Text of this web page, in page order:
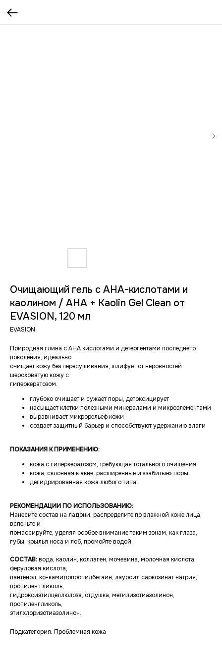
Очищающий гель с AHA-кислотами и
каолином / AHA + Kaolin Gel Clean от
EVASION, 120 мл
EVASION
Природная глина с АНА кислотами и детергентами последнего
поколения, идеально
очищает кожу без пересушивания, шлифует от неровностей
шероховатую кожу с
гиперкератозом.
глубоко очищает и сужает поры, детоксицирует
насыщает клетки полезными минералами и микроэлементами
выравнивает микрорельеф кожи
создает защитный барьер и способствуют удержанию влаги
ПОКАЗАНИЯ К ПРИМЕНЕНИЮ:
кожа с гиперкератозом, требующая тотального очищения
кожа, склонная к акне, расширенные и «забитые» поры
дегидрированная кожа любого типа
РЕКОМЕНДАЦИИ ПО ИСПОЛЬЗОВАНИЮ:
Нанесите состав на ладони, распределите по влажной коже лица,
вспеньте и
помассируйте, уделяя особое внимание таким зонам, как глаза,
губы, крылья носа и лоб, промойте водой.
СОСТАВ:вода, каолин, коллаген, мочевина, молочная кислота,
феруловая кислота,
пантенол, ко-камидопропилбетаин, лауроил саркозинат натрия,
пропилен гликоль,
гидроксиэтилцеллюлоза, отдушка, метилизотиазолинон,
пропиленгликоль,
этилхлоризотиазолинон.
Подкатегория: Проблемная кожа